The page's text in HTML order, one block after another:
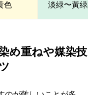
色 淡緑〜黃緑調
め重ねや媒染技